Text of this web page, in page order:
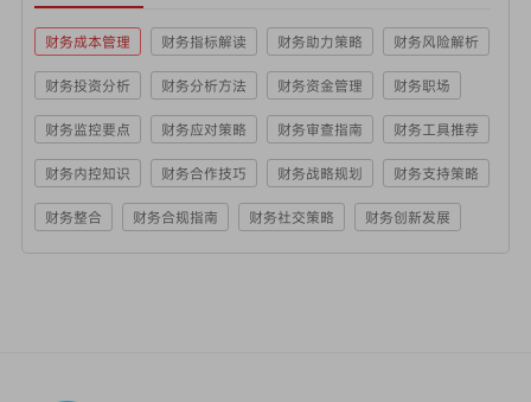
财务成本管理 财务指标解读 财务助力策略 财务风险解析
财务投资分析 财务分析方法 财务资金管理 财务职场
财务监控要点 财务应对策略 财务审查指南 财务工具推荐
财务内控知识 财务合作技巧 财务战略规划 财务支持策略
财务整合 财务合规指南 财务社交策略 财务创新发展